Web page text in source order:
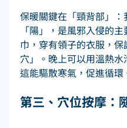
保暖關鍵在「頸背部」
「陽」，是風邪入侵的
巾，穿有領子的衣服，
穴」。晚上可以用溫熱水
這能驅散寒氣，促進循環
第三、穴位按摩：